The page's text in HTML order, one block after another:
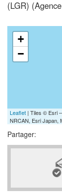
(LGR)
+
−
Leaflet | Tiles © Esri
NRCAN, Esri Japan,
Partager: